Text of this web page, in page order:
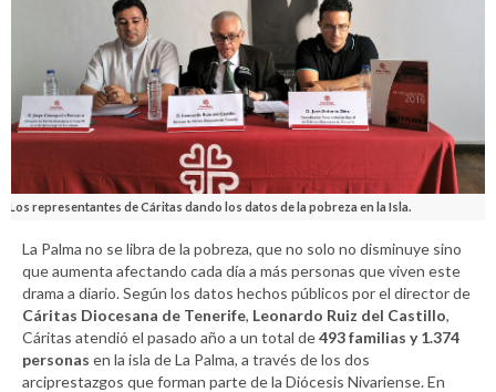
Los representantes de Cáritas dando los datos de la pobreza en la Isla.
La Palma no se libra de la pobreza, que no solo no disminuye sino
que aumenta afectando cada día a más personas que viven este
drama a diario. Según los datos hechos públicos por el director de
Cáritas Diocesana de Tenerife, Leonardo Ruiz del Castillo,
Cáritas atendió el pasado año a un total de493 familias y 1.374
personas en la isla de La Palma, a través de los dos
arciprestazgos que forman parte de la Diócesis Nivariense. En